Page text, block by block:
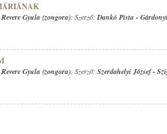
Revere Gyula (zongora); Szerző:Dankó Pista -
Revere Gyula (zongora); Szerző: Szerdahelyi József-